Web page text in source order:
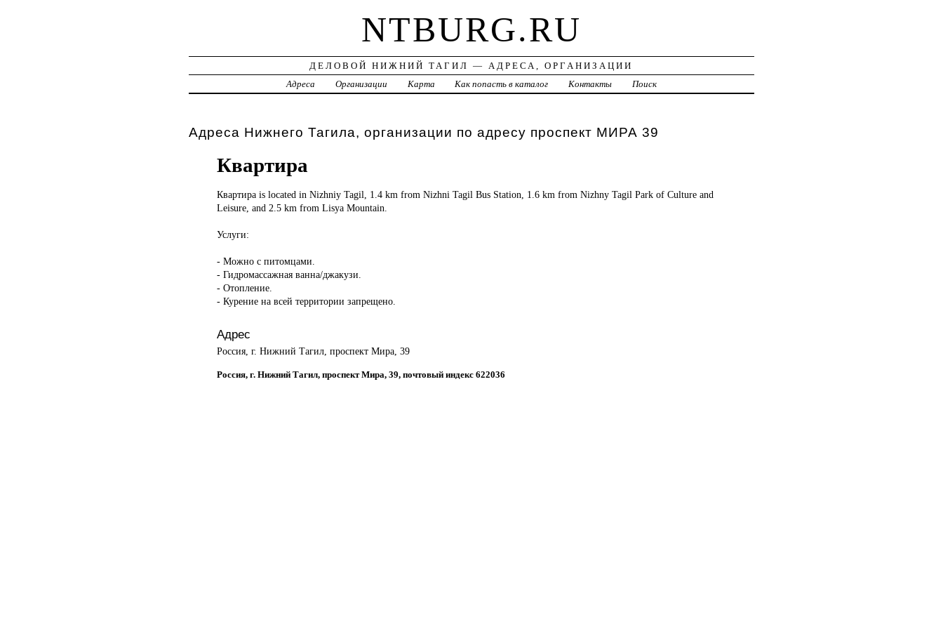
NTBURG.RU
ДЕЛОВОЙ НИЖНИЙ ТАГИЛ — АДРЕСА, ОРГАНИЗАЦИИ
Адреса
Организации Карта Как попасть в каталог Контакты Поиск
Адреса Нижнего Тагила, организации по адресу проспект МИРА 39
Квартира
Квартира is located in Nizhniy Tagil, 1.4 km from Nizhni Tagil Bus Station, 1.6 km from Nizhny Tagil Park of Culture and
Leisure, and 2.5 km from Lisya Mountain.
Услуги:
- Можно с питомцами.
- Гидромассажная ванна/джакузи.
- Отопление.
- Курение на всей территории запрещено.
Адрес
Россия, г. Нижний Тагил, проспект Мира, 39
Россия, г. Нижний Тагил, проспект Мира, 39, почтовый индекс 622036